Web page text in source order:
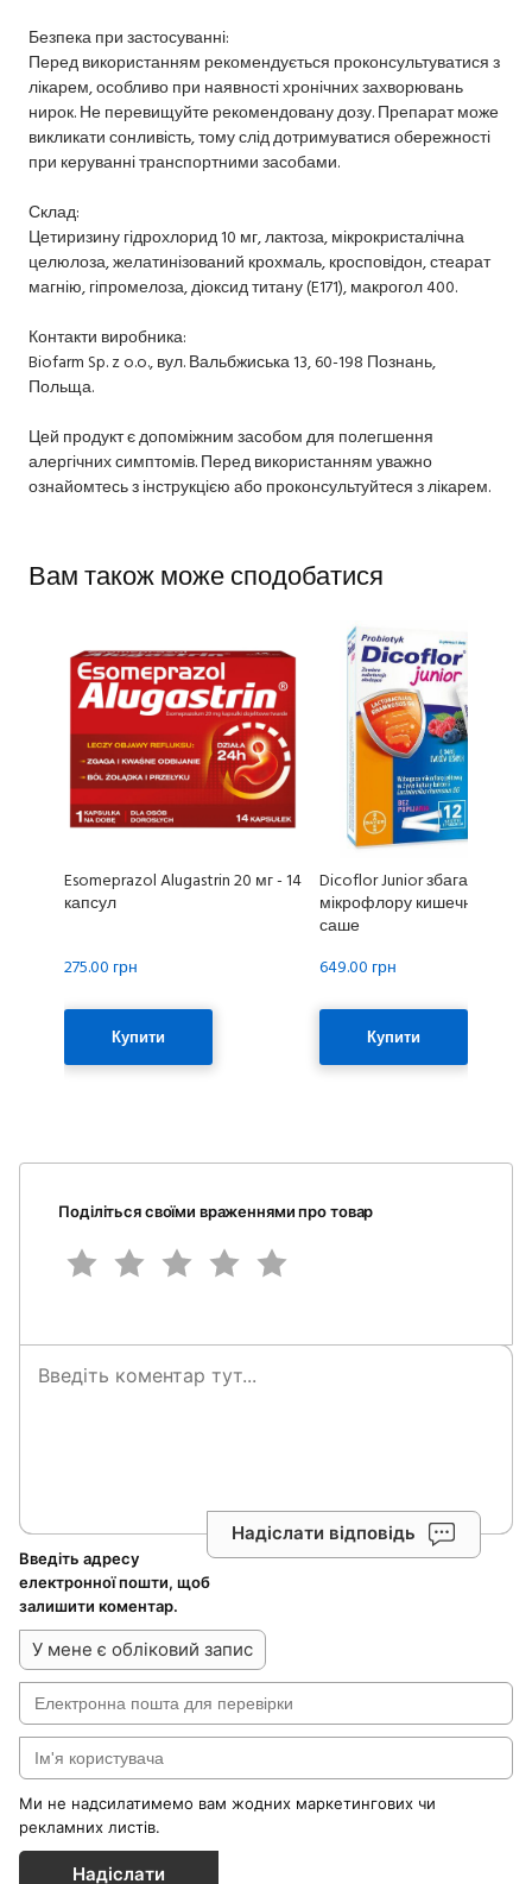
Безпека при застосуванні:
Перед використанням рекомендується проконсультуватися з
лікарем, особливо при наявності хронічних захворювань
нирок. Не перевищуйте рекомендовану дозу. Препарат може
викликати сонливість, тому слід дотримуватися обережності
при керуванні транспортними засобами.
Склад:
Цетиризину гідрохлорид 10 мг, лактоза, мікрокристалічна
целюлоза, желатинізований крохмаль, кросповідон, стеарат
магнію, гіпромелоза, діоксид титану (E171), макрогол 400.
Контакти виробника:
Biofarm Sp. z o.o., вул. Вальбжиська 13, 60-198 Познань,
Польща.
Цей продукт є допоміжним засобом для полегшення
алергічних симптомів. Перед використанням уважно
ознайомтесь з інструкцією або проконсультуйтеся з лікарем.
Вам також може сподобатися
Esomeprazol Alugastrin 20 мг - 14
капсул
275.00 грн
Купити
Dicoflor Junior збагачує
мікрофлору кишечника - 12
саше
649.00 грн
Купити
Поділіться своїми враженнями про товар
Надіслати відповідь
Введіть адресу
електронної пошти, щоб
залишити коментар.
У мене є обліковий запис
Ми не надсилатимемо вам жодних маркетингових чи
рекламних листів.
Надіслати